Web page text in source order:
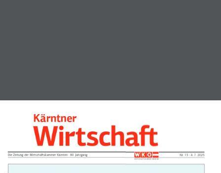
Kärntner
Die Zeitung der Wirtschaskammer Kärnten · 80. Jahrgang Nr. 13 · 4. 7. 2025